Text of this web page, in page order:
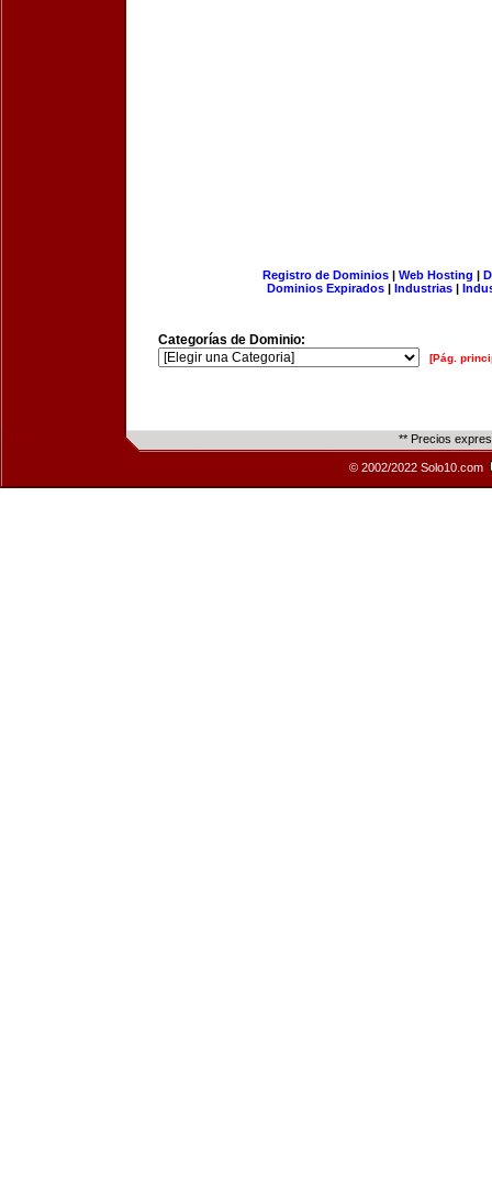
Registro de Dominios| Web Hosting |
Dominios Expirados | Industrias |
Categorías de Dominio:
[Pág.
** Precios
© 2002/2022 Solo10.com